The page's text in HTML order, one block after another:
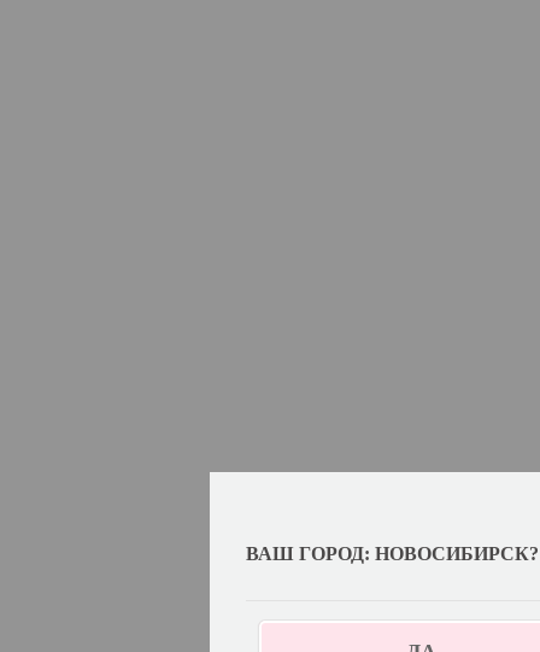
ВАШ ГОРОД: НОВОСИБИРСК?